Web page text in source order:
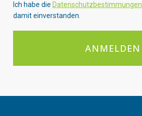
Ich habe die Datenschutzbestimmungen
damit einverstanden.
ANMELDEN